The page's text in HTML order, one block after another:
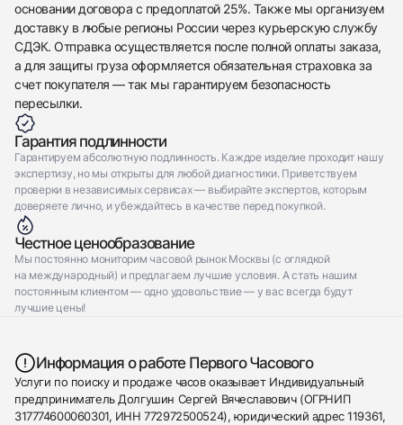
основании договора с предоплатой 25%. Также мы организуем
доставку в любые регионы России через курьерскую службу
СДЭК. Отправка осуществляется после полной оплаты заказа,
а для защиты груза оформляется обязательная страховка за
счет покупателя — так мы гарантируем безопасность
пересылки.
Гарантия подлинности
Гарантируем абсолютную подлинность. Каждое изделие проходит нашу
экспертизу, но мы открыты для любой диагностики. Приветствуем
проверки в независимых сервисах — выбирайте экспертов, которым
доверяете лично, и убеждайтесь в качестве перед покупкой.
Честное ценообразование
Мы постоянно мониторим часовой рынок Москвы (с оглядкой
на международный) и предлагаем лучшие условия. А стать нашим
постоянным клиентом — одно удовольствие — у вас всегда будут
лучшие цены!
Информация о работе Первого Часового
Услуги по поиску и продаже часов оказывает Индивидуальный
предприниматель Долгушин Сергей Вячеславович (ОГРНИП
317774600060301, ИНН 772972500524), юридический адрес 119361,